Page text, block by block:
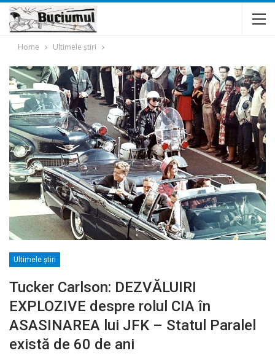
Home Ultimele ştiri
Ultimele ştiri
Tucker Carlson: DEZVĂLUIRI
EXPLOZIVE despre rolul CIA în
ASASINAREA lui JFK – Statul Paralel
există de 60 de ani